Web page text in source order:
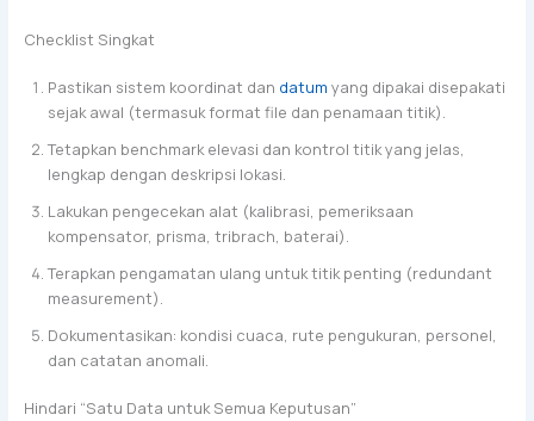
Checklist Singkat
Pastikan sistem koordinat dan datum yang dipakai disepakati
sejak awal (termasuk format file dan penamaan titik).
Tetapkan benchmark elevasi dan kontrol titik yang jelas,
lengkap dengan deskripsi lokasi.
Lakukan pengecekan alat (kalibrasi, pemeriksaan
kompensator, prisma, tribrach, baterai).
Terapkan pengamatan ulang untuk titik penting (redundant
measurement).
Dokumentasikan: kondisi cuaca, rute pengukuran, personel,
dan catatan anomali.
Hindari “Satu Data untuk Semua Keputusan”